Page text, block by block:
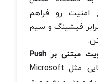
امنیت رو فراهم
فیشینگ و سیم
سیستم های تایید هویت مبتنی بر Push
: برنامه هایی مثل Microsoft